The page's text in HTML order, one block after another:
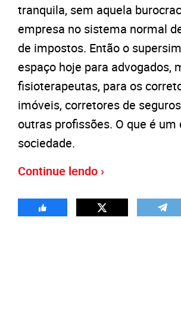
tranquila, sem aquela
empresa no sistema normal
de impostos. Então o
espaço hoje para advogados,
fisioterapeutas, para os
imóveis, corretores de
outras profissões. O que é um
sociedade.
Continue lendo ›